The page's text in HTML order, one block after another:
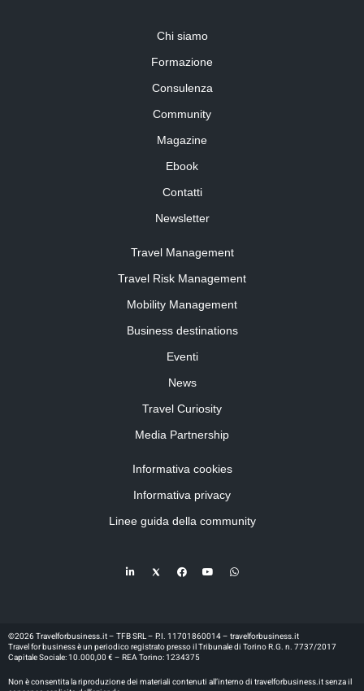
Chi siamo
Formazione
Consulenza
Community
Magazine
Ebook
Contatti
Newsletter
Travel Management
Travel Risk Management
Mobility Management
Business destinations
Eventi
News
Travel Curiosity
Media Partnership
Informativa cookies
Informativa privacy
Linee guida della community
©2026 Travelforbusiness.it – TFB SRL – P.I. 11701860014 – travelforbusiness.it
Travel for business è un periodico registrato presso il Tribunale di Torino R.G. n. 7737/2017
Capitale Sociale: 10.000,00 € – REA Torino: 1234375
Non è consentita la riproduzione dei materiali contenuti all’interno di travelforbusiness.it senza il